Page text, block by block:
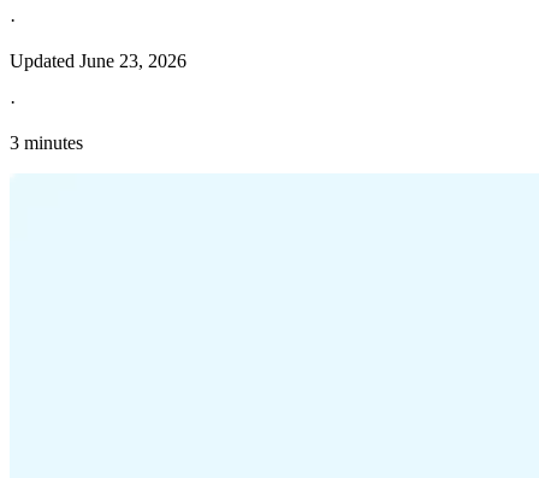
·
Updated June 23, 2026
·
3 minutes